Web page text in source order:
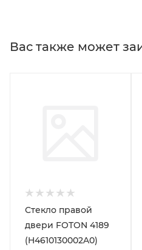
Вас также может
Стекло правой
двери FOTON 4189
(H4610130002A0)